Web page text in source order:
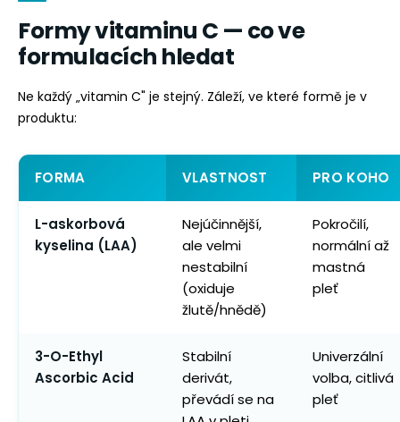
Formy vitaminu C — co ve
formulacích hledat
Ne každý „vitamin C" je stejný. Záleží, ve které formě je v
produktu:
FORMA VLASTNOST PRO KOHO
L-askorbová
kyselina (LAA)
Nejúčinnější,
ale velmi
nestabilní
(oxiduje
žlutě/hnědě)
Pokročilí,
normální až
mastná
pleť
3-O-Ethyl
Ascorbic Acid
Stabilní
derivát,
převádí se na
Univerzální
volba, citlivá
pleť